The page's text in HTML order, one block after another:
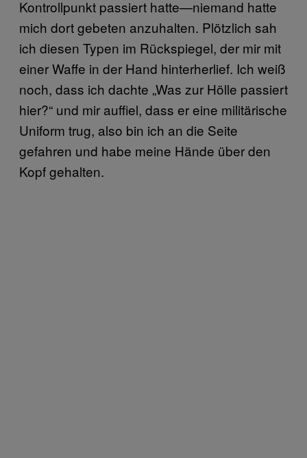
Kontrollpunkt passiert hatte—niemand hatte
mich dort gebeten anzuhalten. Plötzlich sah
ich diesen Typen im Rückspiegel, der mir mit
einer Waffe in der Hand hinterherlief. Ich weiß
noch, dass ich dachte „Was zur Hölle passiert
hier?“ und mir auffiel, dass er eine militärische
Uniform trug, also bin ich an die Seite
gefahren und habe meine Hände über den
Kopf gehalten.